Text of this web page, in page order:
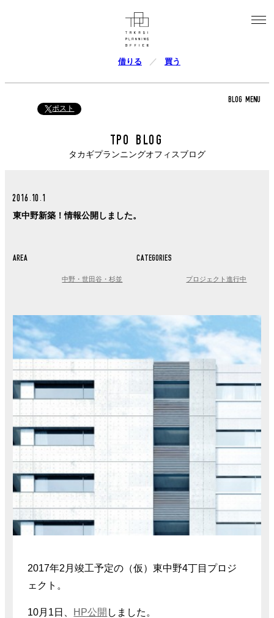
借りる 買う
ポスト
BLOG MENU
TPO BLOG
タカギプランニングオフィスブログ
2016.10.1
東中野新築！情報公開しました。
AREA
中野・世田谷・杉並
CATEGORIES
プロジェクト進行中
2017年2月竣工予定の（仮）東中野4丁目プロジ
ェクト。
10月1日、 HP公開 しました。